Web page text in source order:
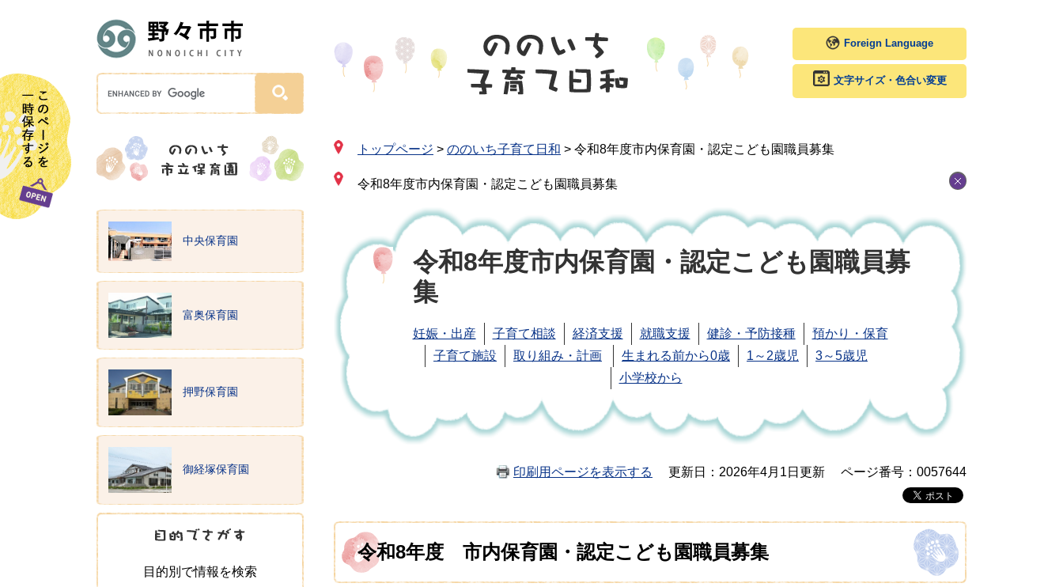
Foreign Language
文字サイズ・色合い変更
トップページ > ののいち子育て日和 > 令和8年度市内保育園・認定こども園職員募集
令和8年度市内保育園・認定こども園職員募集
令和8年度市内保育園・認定こども園職員募
集
妊娠・出産 子育て相談 経済支援 就職支援 健診・予防接種
預かり・保育
子育て施設
取り組み・計画 生まれる前から0歳 1～2歳児
3～5歳児
小学校から
印刷用ページを表示する 更新日：2026年4月1日更新 ページ番号：0057644
令和8年度 市内保育園・認定こども園職員募集
中央保育園
富奥保育園
押野保育園
御経塚保育園
目的別で情報を検索